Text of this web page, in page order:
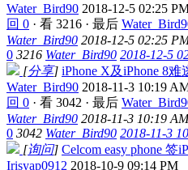
Water_Bird90 2018-12-5 02:25
回 0 · 看 3216 · 最后
Water_Bird90 2018-12-5 02:25
0 3216 Water_Bird90 2018-12-5
[分享] iPhone X及iPhone 8
Water_Bird90 2018-11-3 10:19
回 0 · 看 3042 · 最后
Water_Bird90 2018-11-3 10:19 AM
0 3042 Water_Bird90 2018-11-3
[询问] Celcom easy phone 签
Irisyap0912 2018-10-9 09:14 PM